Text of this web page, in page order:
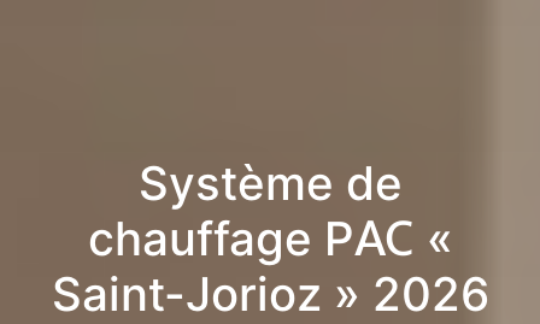
Système de
chauffage PAC «
Saint-Jorioz » 2026